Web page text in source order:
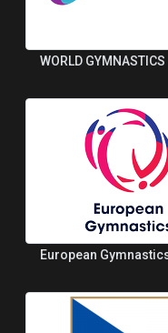
WORLD GYMNASTICS
European